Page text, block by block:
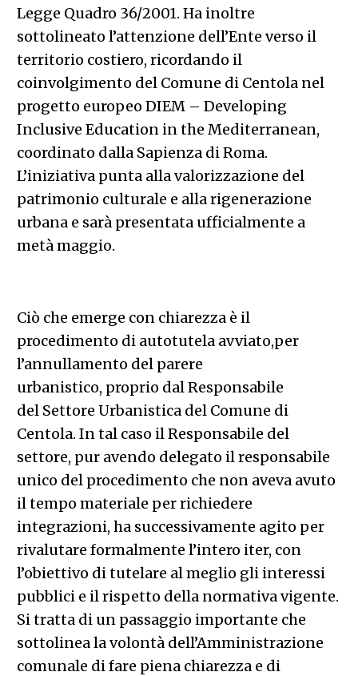
Legge Quadro 36/2001. Ha inoltre
sottolineato l’attenzione dell’Ente verso il
territorio costiero, ricordando il
coinvolgimento del Comune di Centola nel
progetto europeo DIEM – Developing
Inclusive Education in the Mediterranean,
coordinato dalla Sapienza di Roma.
L’iniziativa punta alla valorizzazione del
patrimonio culturale e alla rigenerazione
urbana e sarà presentata ufficialmente a
metà maggio.
Ciò che emerge con chiarezza è il
procedimento di autotutela avviato,per
l’annullamento del parere
urbanistico, proprio dal Responsabile
del Settore Urbanistica del Comune di
Centola. In tal caso il Responsabile del
settore, pur avendo delegato il responsabile
unico del procedimento che non aveva avuto
il tempo materiale per richiedere
integrazioni, ha successivamente agito per
rivalutare formalmente l’intero iter, con
l’obiettivo di tutelare al meglio gli interessi
pubblici e il rispetto della normativa vigente.
Si tratta di un passaggio importante che
sottolinea la volontà dell’Amministrazione
comunale di fare piena chiarezza e di